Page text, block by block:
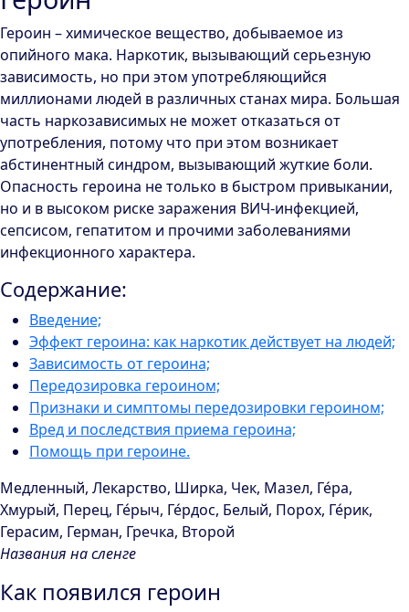
Героин – химическое вещество, добываемое из
опийного мака. Наркотик, вызывающий серьезную
зависимость, но при этом употребляющийся
миллионами людей в различных станах мира. Большая
часть наркозависимых не может отказаться от
употребления, потому что при этом возникает
абстинентный синдром, вызывающий жуткие боли.
Опасность героина не только в быстром привыкании,
но и в высоком риске заражения ВИЧ-инфекцией,
сепсисом, гепатитом и прочими заболеваниями
инфекционного характера.
Содержание:
Введение;
Эффект героина: как наркотик действует на людей;
Зависимость от героина;
Передозировка героином;
Признаки и симптомы передозировки героином;
Вред и последствия приема героина;
Помощь при героине.
Медленный, Лекарство, Ширка, Чек, Мазел, Ге́ра,
Хмурый, Перец, Ге́рыч, Ге́рдос, Белый, Порох, Ге́рик,
Герасим, Герман, Гречка, Второй
Названия на сленге
Как появился героин